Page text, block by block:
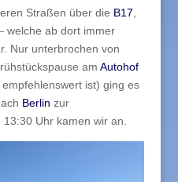
Straßen über die B17
welche ab dort immer
Nur unterbrochen von
am Autohof
ist) ging es
Berlin zur
Uhr kamen wir an.